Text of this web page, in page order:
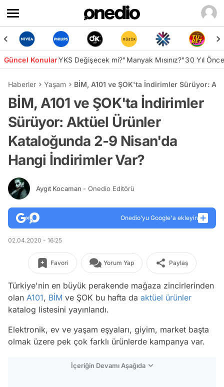
Güncel KonularYKS Değişecek mi?"Manyak Mısınız?"30 Yıl
Haberler Yaşam BİM, A101 ve ŞOK'ta İndirimler Sürüyor:
BİM, A101 ve ŞOK'ta İndirimler
Sürüyor: Aktüel Ürünler
Kataloğunda 2-9 Nisan'da
Hangi İndirimler Var?
Aygıt Kocaman - Onedio Editörü
Onedio’yu Google'a ekleyin
02.04.2020 - 16:25
Favori Yorum Yap Paylaş
Türkiye'nin en büyük perakende mağaza zincirlerinden
olan A101, BİM ve ŞOK bu hafta da aktüel ürünler
katalog listesini yayınlandı.
Elektronik, ev ve yaşam eşyaları, giyim, market başta
olmak üzere pek çok farklı ürünlerde kampanya var.
İçeriğin Devamı Aşağıda